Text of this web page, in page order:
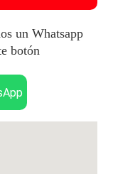
un Whatsapp
botón